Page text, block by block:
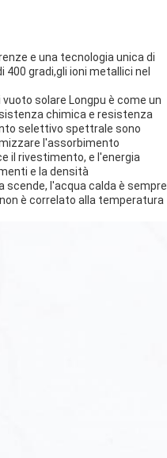
e una tecnologia unica di
gradi,gli ioni metallici nel
solare Longpu è come un
chimica e resistenza
selettivo spettrale sono
l'assorbimento
il rivestimento, e l'energia
e la densità
scende, l'acqua calda è sempre
è correlato alla temperatura